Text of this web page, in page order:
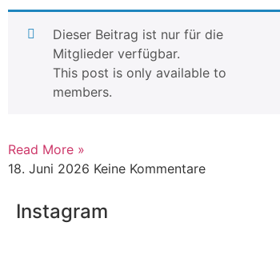
Dieser Beitrag ist nur für die
Mitglieder verfügbar.
This post is only available to
members.
Read More »
18. Juni 2026 Keine Kommentare
Instagram